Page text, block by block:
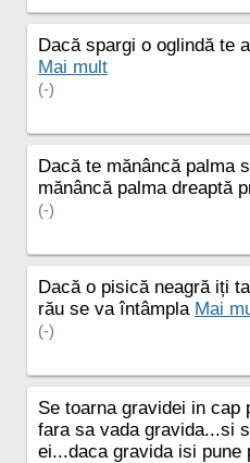
Dacă spargi o oglindă te
Mai mult
(-)
Dacă te mănâncă palma
mănâncă palma dreaptă
(-)
Dacă o pisică neagră iți
rău se va întâmpla Mai
(-)
Se toarna gravidei in cap
fara sa vada gravida...si
ei...daca gravida isi pune